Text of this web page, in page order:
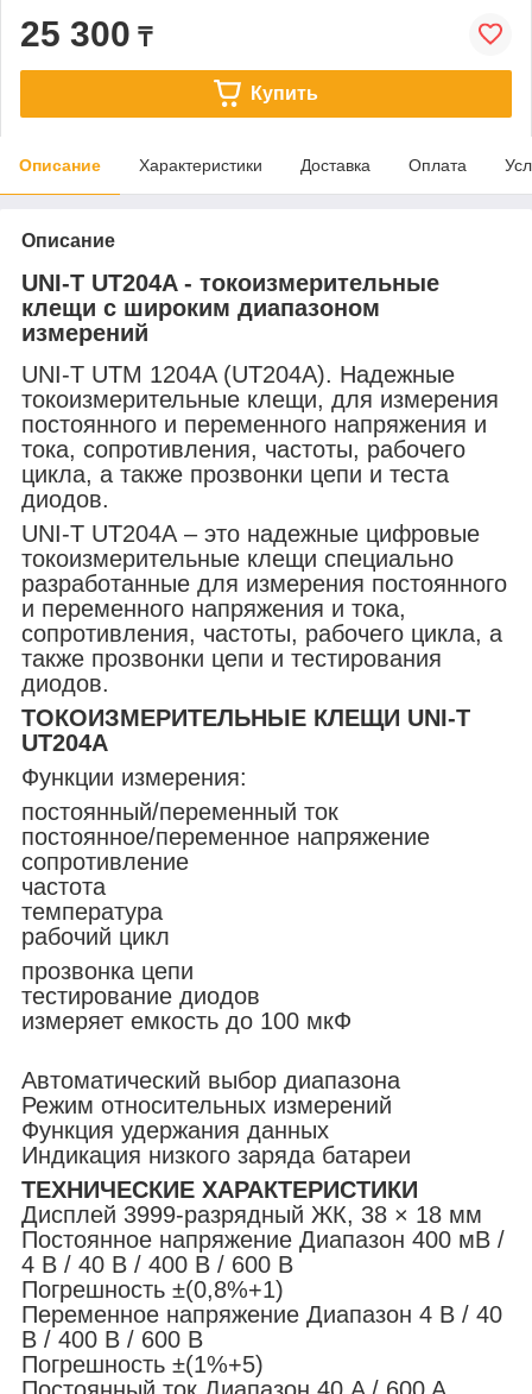
25 300 ₸
Купить
Описание Характеристики Доставка Оплата
Описание
UNI-T UT204A - токоизмерительные
клещи с широким диапазоном
измерений
UNI-T UTM 1204A (UT204A). Надежные
токоизмерительные клещи, для измерения
постоянного и переменного напряжения и
тока, сопротивления, частоты, рабочего
цикла, а также прозвонки цепи и теста
диодов.
UNI-T UT204A – это надежные цифровые
токоизмерительные клещи специально
разработанные для измерения постоянного
и переменного напряжения и тока,
сопротивления, частоты, рабочего цикла, а
также прозвонки цепи и тестирования
диодов.
ТОКОИЗМЕРИТЕЛЬНЫЕ КЛЕЩИ UNI-T
UT204A
Функции измерения:
постоянный/переменный ток
постоянное/переменное напряжение
сопротивление
частота
температура
рабочий цикл
прозвонка цепи
тестирование диодов
измеряет емкость до 100 мкФ
Автоматический выбор диапазона
Режим относительных измерений
Функция удержания данных
Индикация низкого заряда батареи
ТЕХНИЧЕСКИЕ ХАРАКТЕРИСТИКИ
Дисплей 3999-разрядный ЖК, 38 × 18 мм
Постоянное напряжение Диапазон 400 мВ /
4 В / 40 В / 400 В / 600 В
Погрешность ±(0,8%+1)
Переменное напряжение Диапазон 4 В / 40
В / 400 В / 600 В
Погрешность ±(1%+5)